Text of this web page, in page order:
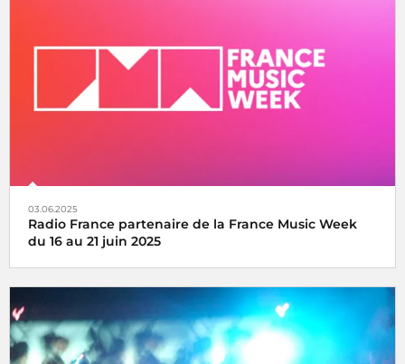
03.06.2025
Radio France partenaire de la France Music Week
du 16 au 21 juin 2025
Une semaine internationale dédiée à la musique du 16 au
21 juin 2025